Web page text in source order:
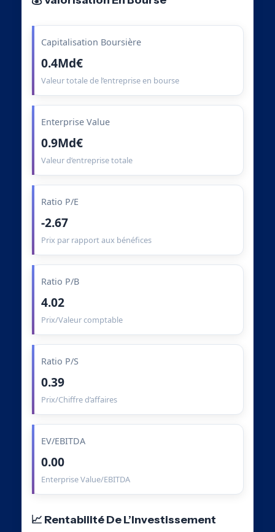
Capitalisation Boursière
0.4Md€
Valeur totale de l’entreprise en bourse
Enterprise Value
0.9Md€
Valeur d’entreprise totale
Ratio P/E
-2.67
Prix par rapport aux bénéfices
Ratio P/B
4.02
Prix/Valeur comptable
Ratio P/S
0.39
Prix/Chiffre d’affaires
EV/EBITDA
0.00
Enterprise Value/EBITDA
📈 Rentabilité De L’Investissement